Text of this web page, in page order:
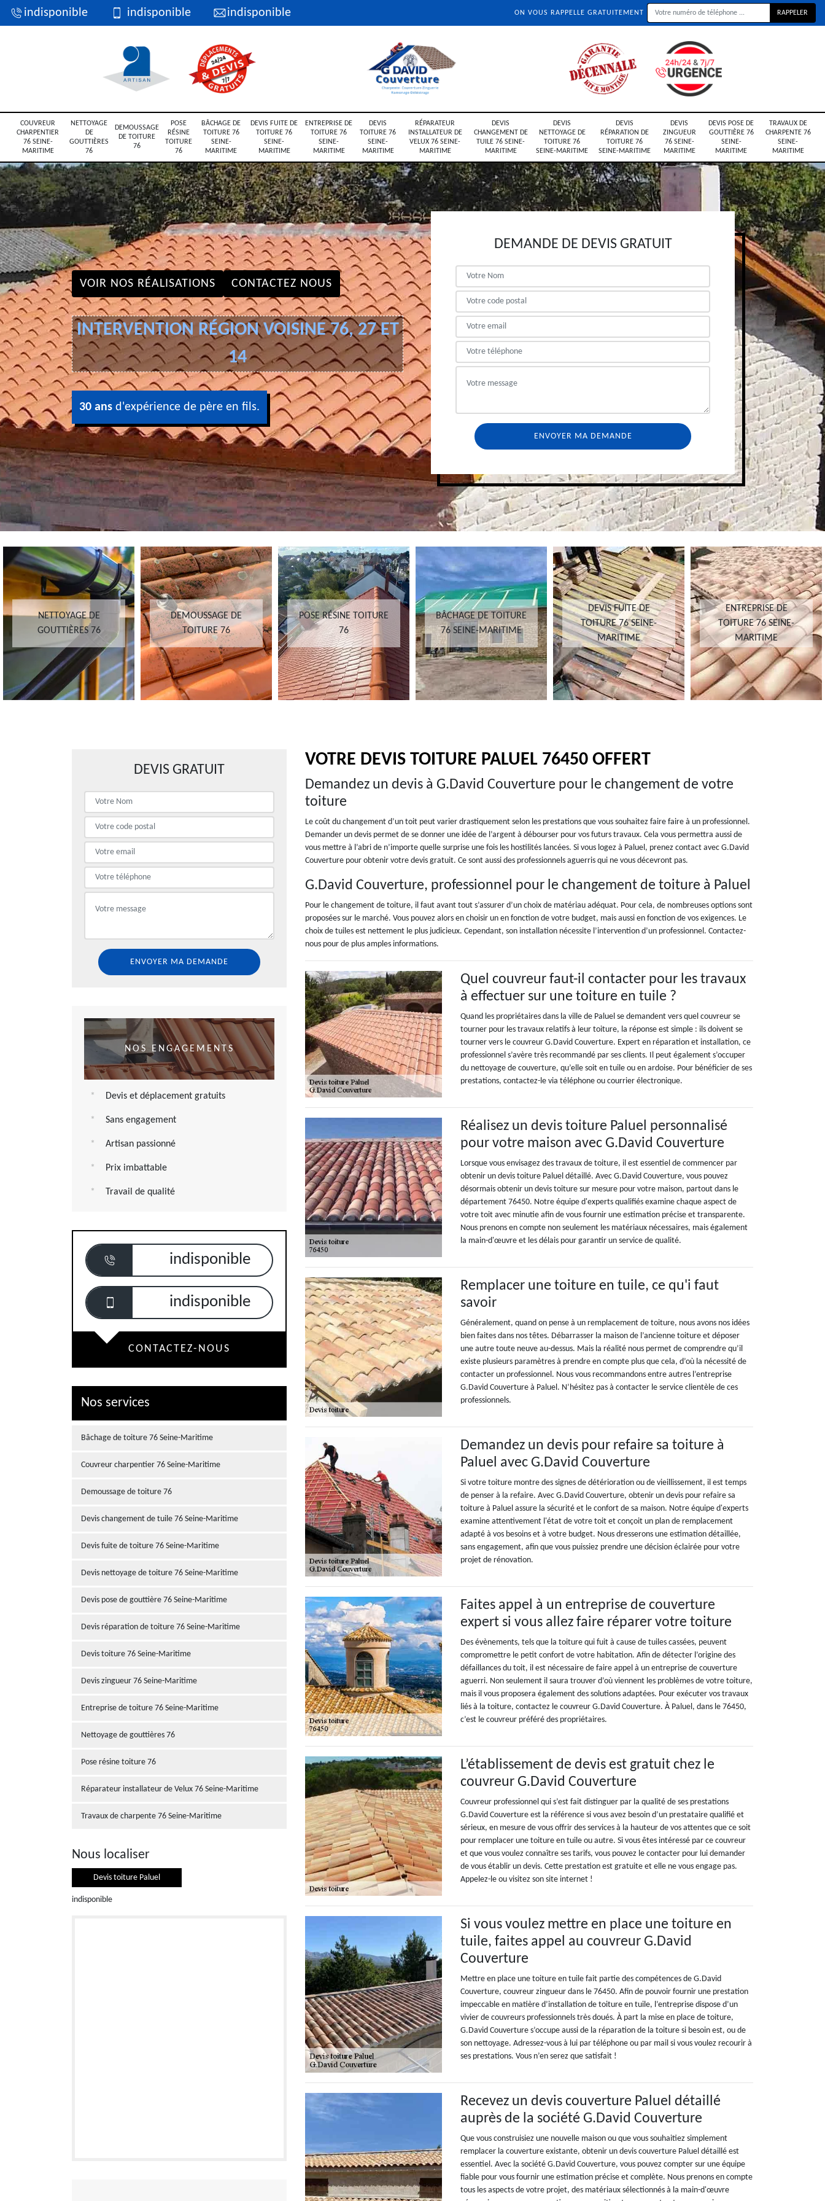
indisponible indisponible indisponible ON VOUS RAPPELLE GRATUITEMENT
COUVREUR
CHARPENTIER
76 SEINE-
MARITIME
NETTOYAGE
DE
GOUTTIÈRES
76
DEMOUSSAGE
DE TOITURE
76
POSE
RÉSINE
TOITURE
76
BÂCHAGE DE
TOITURE 76
SEINE-
MARITIME
DEVIS FUITE DE
TOITURE 76
SEINE-
MARITIME
ENTREPRISE DE
TOITURE 76
SEINE-
MARITIME
DEVIS
TOITURE 76
SEINE-
MARITIME
RÉPARATEUR
INSTALLATEUR DE
VELUX 76 SEINE-
MARITIME
DEVIS
CHANGEMENT DE
TUILE 76 SEINE-
MARITIME
DEVIS
NETTOYAGE DE
TOITURE 76
SEINE-MARITIME
DEVIS
RÉPARATION DE
TOITURE 76
SEINE-MARITIME
DEVIS
ZINGUEUR
76 SEINE-
MARITIME
DEVIS POSE DE
GOUTTIÈRE 76
SEINE-
MARITIME
TRAVAUX DE
CHARPENTE 76
SEINE-
MARITIME
VOIR NOS RÉALISATIONS CONTACTEZ NOUS
INTERVENTION RÉGION VOISINE 76, 27 ET
14
30 ans d'expérience de père en fils.
DEMANDE DE DEVIS GRATUIT
NETTOYAGE DE
GOUTTIÈRES 76
DEMOUSSAGE DE
TOITURE 76
POSE RÉSINE TOITURE
76
BÂCHAGE DE TOITURE
76 SEINE-MARITIME
DEVIS FUITE DE
TOITURE 76 SEINE-
MARITIME
ENTREPRISE DE
TOITURE 76 SEINE-
MARITIME
DEVIS GRATUIT
NOS ENGAGEMENTS
Devis et déplacement gratuits
Sans engagement
Artisan passionné
Prix imbattable
Travail de qualité
indisponible
indisponible
CONTACTEZ-NOUS
Nos services
Bâchage de toiture 76 Seine-Maritime
Couvreur charpentier 76 Seine-Maritime
Demoussage de toiture 76
Devis changement de tuile 76 Seine-Maritime
Devis fuite de toiture 76 Seine-Maritime
Devis nettoyage de toiture 76 Seine-Maritime
Devis pose de gouttière 76 Seine-Maritime
Devis réparation de toiture 76 Seine-Maritime
Devis toiture 76 Seine-Maritime
Devis zingueur 76 Seine-Maritime
Entreprise de toiture 76 Seine-Maritime
Nettoyage de gouttières 76
Pose résine toiture 76
Réparateur installateur de Velux 76 Seine-Maritime
Travaux de charpente 76 Seine-Maritime
Nous localiser
Devis toiture Paluel
indisponible
VOTRE DEVIS TOITURE PALUEL 76450 OFFERT
Demandez un devis à G.David Couverture pour le changement de votre
toiture
Le coût du changement d’un toit peut varier drastiquement selon les prestations que vous souhaitez faire faire à un professionnel.
Demander un devis permet de se donner une idée de l’argent à débourser pour vos futurs travaux. Cela vous permettra aussi de
vous mettre à l’abri de n’importe quelle surprise une fois les hostilités lancées. Si vous logez à Paluel, prenez contact avec G.David
Couverture pour obtenir votre devis gratuit. Ce sont aussi des professionnels aguerris qui ne vous décevront pas.
G.David Couverture, professionnel pour le changement de toiture à Paluel
Pour le changement de toiture, il faut avant tout s’assurer d’un choix de matériau adéquat. Pour cela, de nombreuses options sont
proposées sur le marché. Vous pouvez alors en choisir un en fonction de votre budget, mais aussi en fonction de vos exigences. Le
choix de tuiles est nettement le plus judicieux. Cependant, son installation nécessite l’intervention d’un professionnel. Contactez-
nous pour de plus amples informations.
Quel couvreur faut-il contacter pour les travaux
à effectuer sur une toiture en tuile ?
Quand les propriétaires dans la ville de Paluel se demandent vers quel couvreur se
tourner pour les travaux relatifs à leur toiture, la réponse est simple : ils doivent se
tourner vers le couvreur G.David Couverture. Expert en réparation et installation, ce
professionnel s’avère très recommandé par ses clients. Il peut également s’occuper
du nettoyage de couverture, qu’elle soit en tuile ou en ardoise. Pour bénéficier de ses
prestations, contactez-le via téléphone ou courrier électronique.
Réalisez un devis toiture Paluel personnalisé
pour votre maison avec G.David Couverture
Lorsque vous envisagez des travaux de toiture, il est essentiel de commencer par
obtenir un devis toiture Paluel détaillé. Avec G.David Couverture, vous pouvez
désormais obtenir un devis toiture sur mesure pour votre maison, partout dans le
département 76450. Notre équipe d'experts qualifiés examine chaque aspect de
votre toit avec minutie afin de vous fournir une estimation précise et transparente.
Nous prenons en compte non seulement les matériaux nécessaires, mais également
la main-d'œuvre et les délais pour garantir un service de qualité.
Remplacer une toiture en tuile, ce qu'i faut
savoir
Généralement, quand on pense à un remplacement de toiture, nous avons nos idées
bien faites dans nos têtes. Débarrasser la maison de l’ancienne toiture et déposer
une autre toute neuve au-dessus. Mais la réalité nous permet de comprendre qu’il
existe plusieurs paramètres à prendre en compte plus que cela, d’où la nécessité de
contacter un professionnel. Nous vous recommandons entre autres l’entreprise
G.David Couverture à Paluel. N’hésitez pas à contacter le service clientèle de ces
professionnels.
Demandez un devis pour refaire sa toiture à
Paluel avec G.David Couverture
Si votre toiture montre des signes de détérioration ou de vieillissement, il est temps
de penser à la refaire. Avec G.David Couverture, obtenir un devis pour refaire sa
toiture à Paluel assure la sécurité et le confort de sa maison. Notre équipe d'experts
examine attentivement l'état de votre toit et conçoit un plan de remplacement
adapté à vos besoins et à votre budget. Nous dresserons une estimation détaillée,
sans engagement, afin que vous puissiez prendre une décision éclairée pour votre
projet de rénovation.
Faites appel à un entreprise de couverture
expert si vous allez faire réparer votre toiture
Des évènements, tels que la toiture qui fuit à cause de tuiles cassées, peuvent
compromettre le petit confort de votre habitation. Afin de détecter l’origine des
défaillances du toit, il est nécessaire de faire appel à un entreprise de couverture
aguerri. Non seulement il saura trouver d’où viennent les problèmes de votre toiture,
mais il vous proposera également des solutions adaptées. Pour exécuter vos travaux
liés à la toiture, contactez le couvreur G.David Couverture. À Paluel, dans le 76450,
c’est le couvreur préféré des propriétaires.
L’établissement de devis est gratuit chez le
couvreur G.David Couverture
Couvreur professionnel qui s’est fait distinguer par la qualité de ses prestations
G.David Couverture est la référence si vous avez besoin d’un prestataire qualifié et
sérieux, en mesure de vous offrir des services à la hauteur de vos attentes que ce soit
pour remplacer une toiture en tuile ou autre. Si vous êtes intéressé par ce couvreur
et que vous voulez connaître ses tarifs, vous pouvez le contacter pour lui demander
de vous établir un devis. Cette prestation est gratuite et elle ne vous engage pas.
Appelez-le ou visitez son site internet !
Si vous voulez mettre en place une toiture en
tuile, faites appel au couvreur G.David
Couverture
Mettre en place une toiture en tuile fait partie des compétences de G.David
Couverture, couvreur zingueur dans le 76450. Afin de pouvoir fournir une prestation
impeccable en matière d’installation de toiture en tuile, l’entreprise dispose d’un
vivier de couvreurs professionnels très doués. À part la mise en place de toiture,
G.David Couverture s’occupe aussi de la réparation de la toiture si besoin est, ou de
son nettoyage. Adressez-vous à lui par téléphone ou par mail si vous voulez recourir à
ses prestations. Vous n’en serez que satisfait !
Recevez un devis couverture Paluel détaillé
auprès de la société G.David Couverture
Que vous construisiez une nouvelle maison ou que vous souhaitiez simplement
remplacer la couverture existante, obtenir un devis couverture Paluel détaillé est
essentiel. Avec la société G.David Couverture, vous pouvez compter sur une équipe
fiable pour vous fournir une estimation précise et complète. Nous prenons en compte
tous les aspects de votre projet, des matériaux sélectionnés à la main-d'œuvre